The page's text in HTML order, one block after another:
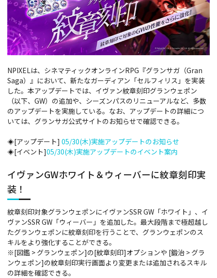
NPIXELは、シネマティックオンラインRPG『グランサガ（Gran
Saga）』において、新たなガーディアン「セルフィリス」を実装
した。本アップデートでは、イヴァン紋章刻印グランウェポン
（以下、GW）の追加や、シーズンパスのリニューアルなど、多数
のアップデートを実施している。なお、アップデートの詳細につ
いては、グランサガ公式サイトのお知らせで確認できる。
◈[アップデート] 05/30(木)実施アップデートのお知らせ
◈[イベント]05/30(木)実施アップデートのイベント案内
イヴァンGWホワイト＆ウィーバーに紋章刻印実
装！
紋章刻印対象グランウェポンにイヴァンSSR GW「ホワイト」、イ
ヴァンSSR GW「ウィーバー」を追加した。最大段階まで極超越し
たグランウェポンに紋章刻印を行うことで、グランウェポンのス
キルをより強化することができる。
※[図鑑 > グランウェポン]の[紋章刻印]オプションや [鍛治 > グラ
ンウェポン]の紋章刻印実行画面より変更または追加されるスキル
の詳細を確認できる。